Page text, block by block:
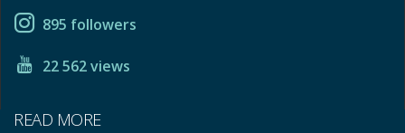
895 followers
22 562 views
READ MORE